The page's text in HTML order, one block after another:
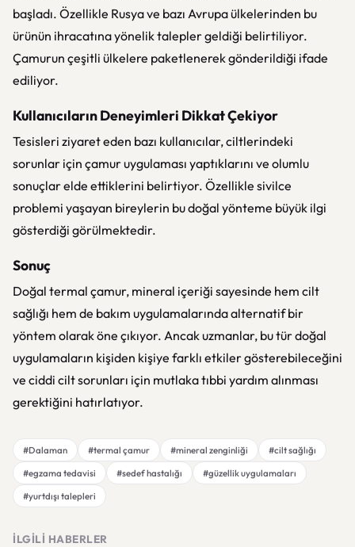
başladı. Özellikle Rusya ve bazı Avrupa ülkelerinden bu
ürünün ihracatına yönelik talepler geldiği belirtiliyor.
Çamurun çeşitli ülkelere paketlenerek gönderildiği ifade
ediliyor.
Kullanıcıların Deneyimleri Dikkat Çekiyor
Tesisleri ziyaret eden bazı kullanıcılar, ciltlerindeki
sorunlar için çamur uygulaması yaptıklarını ve olumlu
sonuçlar elde ettiklerini belirtiyor. Özellikle sivilce
problemi yaşayan bireylerin bu doğal yönteme büyük ilgi
gösterdiği görülmektedir.
Sonuç
Doğal termal çamur, mineral içeriği sayesinde hem cilt
sağlığı hem de bakım uygulamalarında alternatif bir
yöntem olarak öne çıkıyor. Ancak uzmanlar, bu tür doğal
uygulamaların kişiden kişiye farklı etkiler gösterebileceğini
ve ciddi cilt sorunları için mutlaka tıbbi yardım alınması
gerektiğini hatırlatıyor.
#Dalaman #termal çamur #mineral zenginliği
#cilt sağlığı
#egzama tedavisi
#sedef hastalığı
#güzellik uygulamaları
#yurtdışı talepleri
İLGILI HABERLER